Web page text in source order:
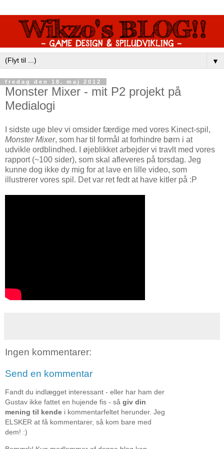
▼
fredag den 18. maj 2012
Monster Mixer - mit P2 projekt på
Medialogi
I sidste uge blev vi omsider færdige med vores Kinect-spil,
Monster Mixer, som har til formål at forhindre børn i at
udvikle ordblindhed. I øjeblikket arbejder vi travlt med vores
rapport (~100 sider), som skal afleveres på torsdag. Jeg
kunne dog ikke dy mig for at lave en lille video, som
illustrerer vores spil. Det var ret fedt at have kitler på :P
Ingen kommentarer:
Send en kommentar
Fandt du indlægget interessant - eller har ham der
Gustav ikke fattet en hujende fis - så giv din
mening til kende i kommentarfeltet herunder. Jeg
ELSKER at få kommentarer, så kom bare med
dem! :)